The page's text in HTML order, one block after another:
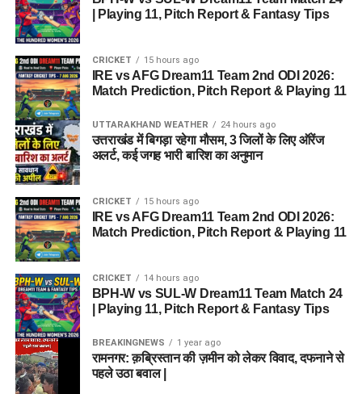
| Playing 11, Pitch Report & Fantasy Tips
CRICKET 15 hours ago
IRE vs AFG Dream11 Team 2nd ODI 2026:
Match Prediction, Pitch Report & Playing 11
UTTARAKHAND WEATHER 24 hours ago
उत्तराखंड में बिगड़ा रहेगा मौसम, 3 जिलों के लिए ऑरेंज
अलर्ट, कई जगह भारी बारिश का अनुमान
CRICKET 15 hours ago
IRE vs AFG Dream11 Team 2nd ODI 2026:
Match Prediction, Pitch Report & Playing 11
CRICKET 14 hours ago
BPH-W vs SUL-W Dream11 Team Match 24
| Playing 11, Pitch Report & Fantasy Tips
BREAKINGNEWS 1 year ago
रामनगर: क़ब्रिस्तान की ज़मीन को लेकर विवाद, दफनाने से
पहले उठा बवाल |